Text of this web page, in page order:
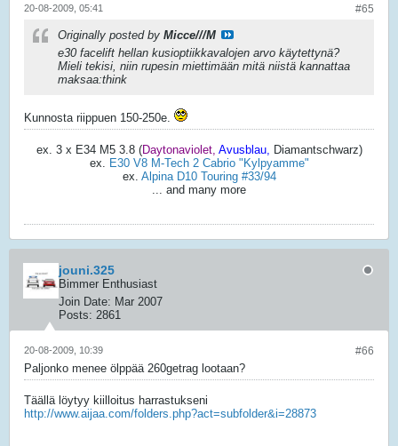
#65
20-08-2009, 05:41
Originally posted by Micce///M
e30 facelift hellan kusioptiikkavalojen arvo käytettynä?
Mieli tekisi, niin rupesin miettimään mitä niistä kannattaa
maksaa:think
Kunnosta riippuen 150-250e.
ex. 3 x E34 M5 3.8 (Daytonaviolet, Avusblau, Diamantschwarz)
ex. E30 V8 M-Tech 2 Cabrio "Kylpyamme"
ex. Alpina D10 Touring #33/94
... and many more
jouni.325
Bimmer Enthusiast
Join Date: Mar 2007
Posts: 2861
#66
20-08-2009, 10:39
Paljonko menee ölppää 260getrag lootaan?
Täällä löytyy kiilloitus harrastukseni
http://www.aijaa.com/folders.php?act=subfolder&i=28873